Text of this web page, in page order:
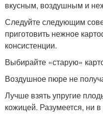
вкусным, воздушным и
Следуйте следующим
приготовить нежное
консистенции.
Выбирайте «старую»
Воздушное пюре не
Лучше взять упругие
кожицей. Разумеется, ни